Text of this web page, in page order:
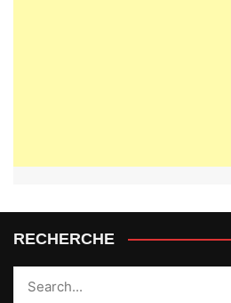
RECHERCHE